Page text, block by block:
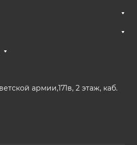
армии,171в, 2 этаж, каб.